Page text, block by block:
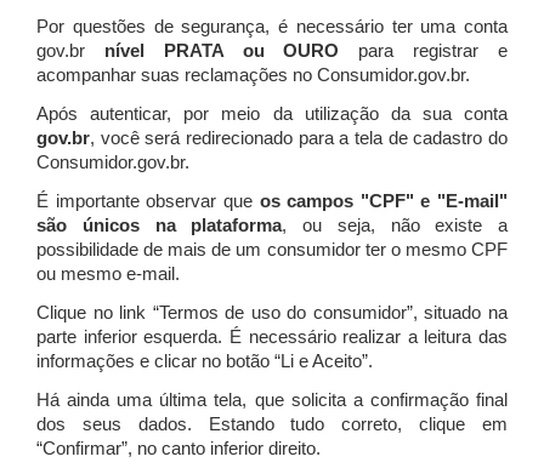
Por questões de segurança, é necessário ter uma conta
gov.br nível PRATA ou OURO para registrar e
acompanhar suas reclamações no Consumidor.gov.br.
Após autenticar, por meio da utilização da sua conta
gov.br, você será redirecionado para a tela de cadastro do
Consumidor.gov.br.
É importante observar que os campos "CPF" e "E-mail"
são únicos na plataforma, ou seja, não existe a
possibilidade de mais de um consumidor ter o mesmo CPF
ou mesmo e-mail.
Clique no link “Termos de uso do consumidor”, situado na
parte inferior esquerda. É necessário realizar a leitura das
informações e clicar no botão “Li e Aceito”.
Há ainda uma última tela, que solicita a confirmação final
dos seus dados. Estando tudo correto, clique em
“Confirmar”, no canto inferior direito.